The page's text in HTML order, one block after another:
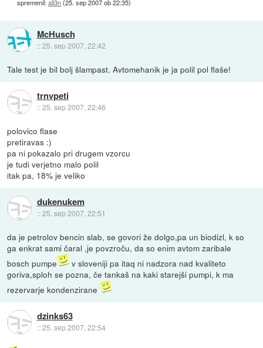
spremenil:ali3n(25. sep 2007 ob 22:35)
McHusch
::25. sep 2007, 22:42
Tale test je bil bolj šlampast. Avtomehanik je ja polil pol flaše!
trnvpeti
::25. sep 2007, 22:46
polovico flase
pretiravas :)
pa ni pokazalo pri drugem vzorcu
je tudi verjetno malo polil
itak pa, 18% je veliko
dukenukem
::25. sep 2007, 22:51
da je petrolov bencin slab, se govori že dolgo,pa un biodizl, k so
ga enkrat sami čaral ,je povzroču, da so enim avtom zaribale
bosch pumpe
v sloveniji pa itaq ni nadzora nad kvaliteto
goriva,sploh se pozna, če tankaš na kaki starejši pumpi, k ma
rezervarje kondenzirane
dzinks63
::25. sep 2007, 22:54